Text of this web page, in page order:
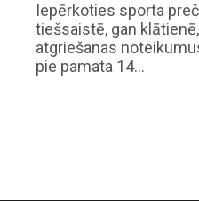
Iepērkoties sporta
tiešsaistē, gan
atgriešanas
pie pamata 14…